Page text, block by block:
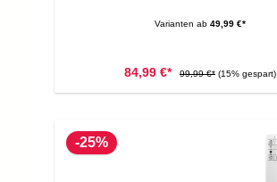
Varianten ab 49,99 €*
84,99 €* 99,99 €* (15% gespart)
-25%